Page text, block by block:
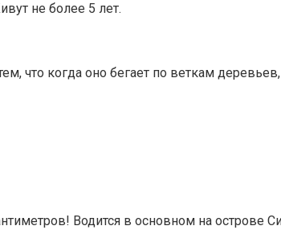
не более 5 лет.
что когда оно бегает по веткам
Водится в основном на острове